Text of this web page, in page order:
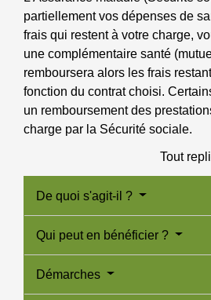
partiellement vos dépenses de
frais qui restent à votre charge,
une complémentaire santé
remboursera alors les frais
fonction du contrat choisi.
un remboursement des
charge par la Sécurité sociale.
Tout
De quoi s'agit-il ?
Qui peut en bénéficier ?
Démarches